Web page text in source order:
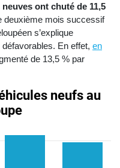
ont chuté de 11,5
deuxième mois successif
s’explique
En effet, en
de 13,5 % par